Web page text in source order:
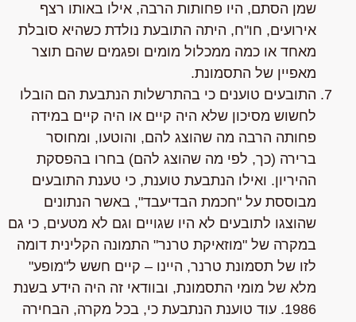
שמן הסתם, היו פחותות הרבה, אילו באותו רצף
אירועים, חו"ח, היתה התובעת נולדת כשהיא סובלת
מאחד או כמה ממכלול מומים ופגמים שהם תוצר
מאפיין של התסמונת.
התובעים טוענים כי בהתרשלות הנתבעת הם הובלו
לחשוש מסיכון שלא היה קיים או היה קיים במידה
פחותה הרבה מה שהוצג להם, והוטעו, ומחוסר
ברירה (כך, לפי מה שהוצג להם) בחרו בהפסקת
ההיריון. ואילו הנתבעת טוענת, כי טענת התובעים
מבוססת על "חכמת הבדיעבד", באשר הנתונים
שהוצגו לתובעים לא היו שגויים וגם לא מטעים, כי גם
במקרה של "מוזאיקת טרנר" התמונה הקלינית דומה
לזו של תסמונת טרנר, היינו – קיים חשש ל"מופע"
מלא של מומי התסמונת, ובוודאי זה היה הידע בשנת
1986. עוד טוענת הנתבעת כי, בכל מקרה,
הבחירה